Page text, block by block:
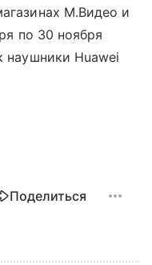
М.Видео и
по 30 ноября
наушники Huawei
Поделиться